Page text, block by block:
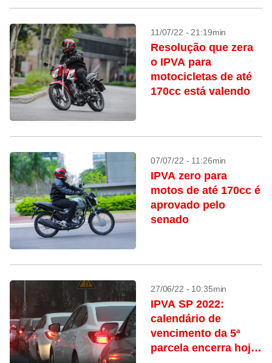
11/07/22 - 21:19min
Resolução que zera
o IPVA para
motocicletas de até
170cc está valendo
07/07/22 - 11:26min
IPVA zero para
motos de até 170cc é
aprovado pelo
senado
27/06/22 - 10:35min
IPVA SP 2022:
calendário de
vencimento da 5ª
parcela encerra hoje